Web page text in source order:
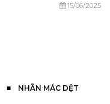
15/06/2025
■ NHÃN MÁC DỆT